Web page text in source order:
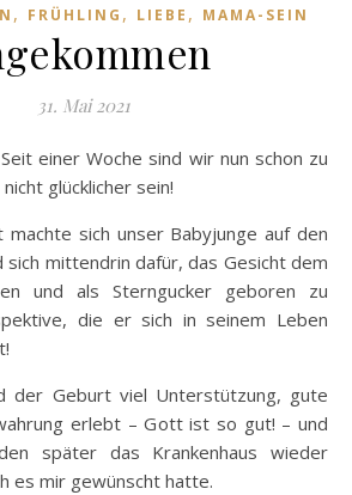
, FRÜHLING , LIEBE , MAMA-SEIN
31. Mai 2021
glücklicher sein!
sich unser Babyjunge auf den
sich mittendrin dafür, das Gesicht dem
und als Sterngucker geboren zu
die er sich in seinem Leben
der Geburt viel Unterstützung, gute
erlebt – Gott ist so gut! – und
später das Krankenhaus wieder
es mir gewünscht hatte.